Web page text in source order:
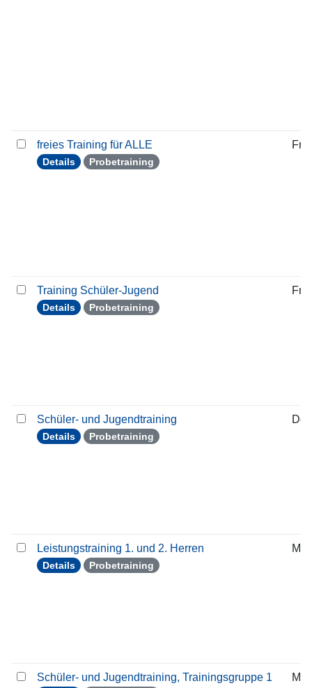
freies Training für ALLE
Details Probetraining
Training Schüler-Jugend
Details Probetraining
Schüler- und Jugendtraining
Details Probetraining
Leistungstraining 1. und 2. Herren
Details Probetraining
Schüler- und Jugendtraining, Trainingsgruppe 1